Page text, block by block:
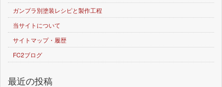
ガンプラ別塗装レシピと製作工程
当サイトについて
サイトマップ・履歴
FC2ブログ
最近の投稿